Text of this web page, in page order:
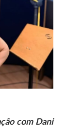
com Dani